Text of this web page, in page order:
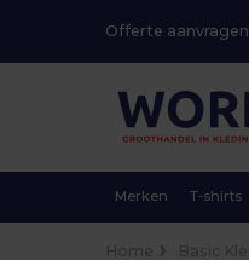
Offerte aanvragen
Merken T-shirts